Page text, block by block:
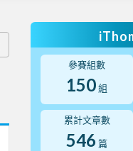
參賽組數
150組
累計文章數
546 篇